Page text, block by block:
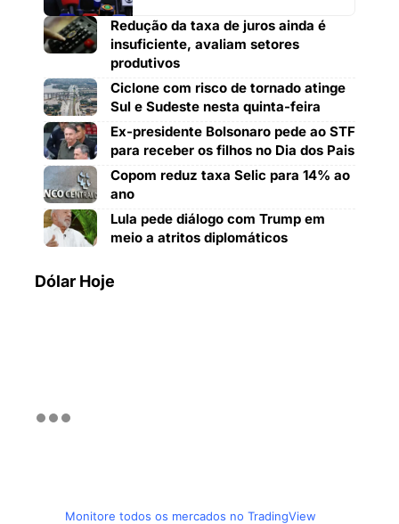
Redução da taxa de juros ainda é
insuficiente, avaliam setores
produtivos
Ciclone com risco de tornado atinge
Sul e Sudeste nesta quinta-feira
Ex-presidente Bolsonaro pede ao STF
para receber os filhos no Dia dos Pais
Copom reduz taxa Selic para 14% ao
ano
Lula pede diálogo com Trump em
meio a atritos diplomáticos
Dólar Hoje
Monitore todos os mercados no TradingView